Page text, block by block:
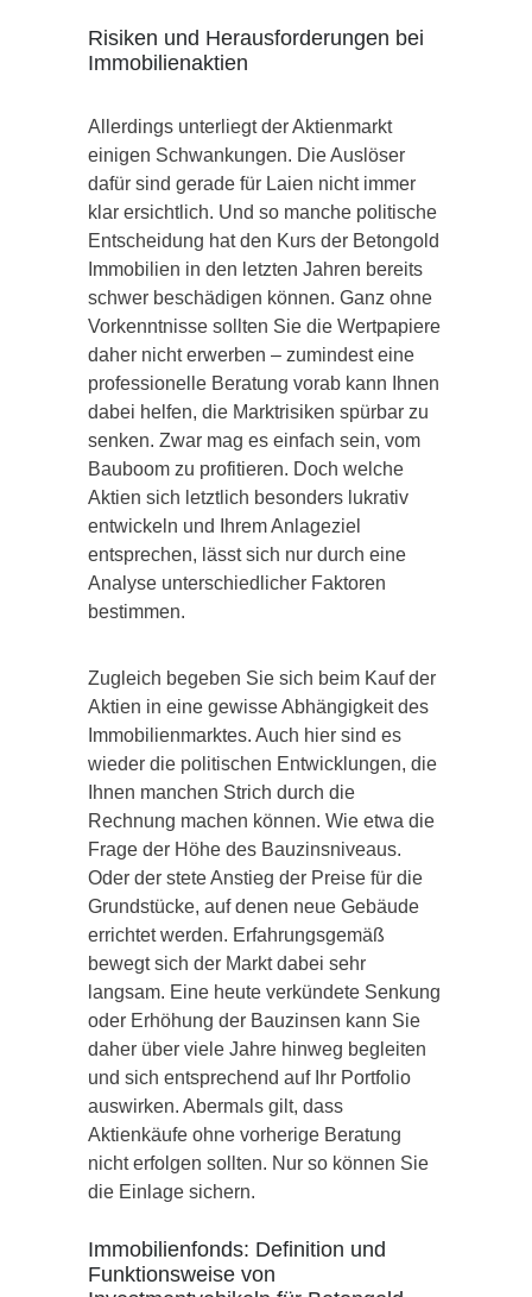
Risiken und Herausforderungen bei
Immobilienaktien
Allerdings unterliegt der Aktienmarkt
einigen Schwankungen. Die Auslöser
dafür sind gerade für Laien nicht immer
klar ersichtlich. Und so manche politische
Entscheidung hat den Kurs der Betongold
Immobilien in den letzten Jahren bereits
schwer beschädigen können. Ganz ohne
Vorkenntnisse sollten Sie die Wertpapiere
daher nicht erwerben – zumindest eine
professionelle Beratung vorab kann Ihnen
dabei helfen, die Marktrisiken spürbar zu
senken. Zwar mag es einfach sein, vom
Bauboom zu profitieren. Doch welche
Aktien sich letztlich besonders lukrativ
entwickeln und Ihrem Anlageziel
entsprechen, lässt sich nur durch eine
Analyse unterschiedlicher Faktoren
bestimmen.
Zugleich begeben Sie sich beim Kauf der
Aktien in eine gewisse Abhängigkeit des
Immobilienmarktes. Auch hier sind es
wieder die politischen Entwicklungen, die
Ihnen manchen Strich durch die
Rechnung machen können. Wie etwa die
Frage der Höhe des Bauzinsniveaus.
Oder der stete Anstieg der Preise für die
Grundstücke, auf denen neue Gebäude
errichtet werden. Erfahrungsgemäß
bewegt sich der Markt dabei sehr
langsam. Eine heute verkündete Senkung
oder Erhöhung der Bauzinsen kann Sie
daher über viele Jahre hinweg begleiten
und sich entsprechend auf Ihr Portfolio
auswirken. Abermals gilt, dass
Aktienkäufe ohne vorherige Beratung
nicht erfolgen sollten. Nur so können Sie
die Einlage sichern.
Immobilienfonds: Definition und
Funktionsweise von